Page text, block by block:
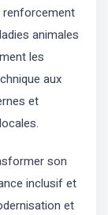
renforcement
animales
les
aux
et
son
inclusif et
et